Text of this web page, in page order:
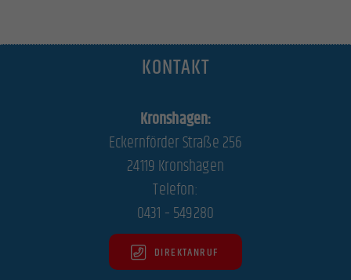
KONTAKT
Kronshagen:
Eckernförder Straße 256
24119 Kronshagen
Telefon:
0431 – 549280
DIREKTANRUF